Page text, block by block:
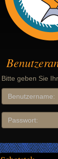
Bitte geben Sie